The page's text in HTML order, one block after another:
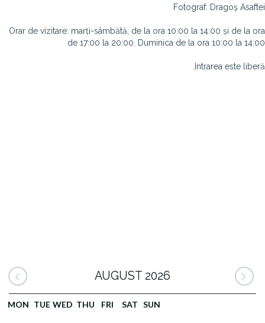
Fotograf: Dragoș Asaftei
Orar de vizitare: marți-sâmbătă, de la ora 10:00 la 14:00 și de la ora
de 17:00 la 20:00. Duminica de la ora 10:00 la 14:00
Intrarea este liberă.
AUGUST 2026
MON TUE WED THU FRI SAT SUN